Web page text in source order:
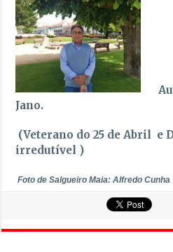
Jano.
(Veterano do 25 de Abril e
irredutível )
Foto de Salgueiro Maia: Alfredo Cunha